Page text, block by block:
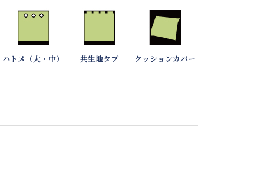
ハトメ（大・中） 共生地タブ クッションカバー